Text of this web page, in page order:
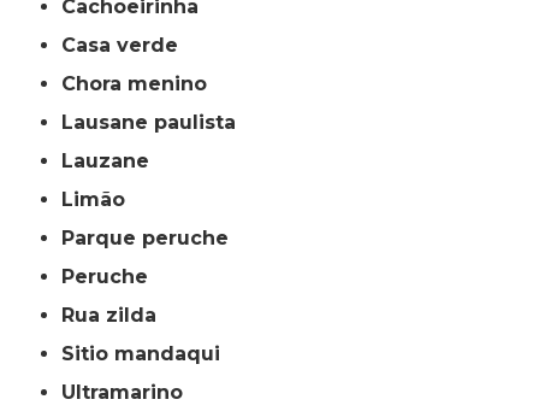
cachoeirinha
casa verde
chora menino
lausane paulista
lauzane
limão
parque peruche
peruche
rua zilda
sitio mandaqui
ultramarino